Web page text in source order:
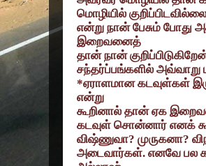
மொழியில் குறிப்பிடவில்லை.
என்று நான் பேசும் போது
இறைவனைத்
தான் நான்
சந்தர்ப்பங்களில் அவ்வாறு
*ஏராளமான கடவுள்கள்
என்று
கூறினால் தான் ஏக
கடவுள் சொன்னார் எனக்
விஷ்ணுவா? முருகனா?
அடைவார்கள். எனவே பல